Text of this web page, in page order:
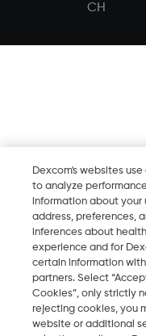
CH
Dexcom's websites
to analyze
information about your
address, preferences,
inferences about
experience and for
certain information
partners. Select
Cookies”, only strictly
rejecting cookies, you
website or additional